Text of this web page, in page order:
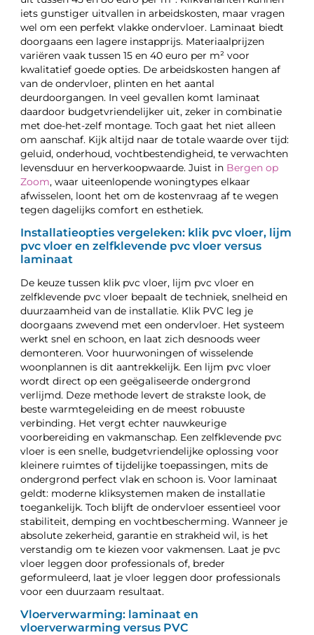
iets gunstiger uitvallen in arbeidskosten, maar vragen
wel om een perfekt vlakke ondervloer. Laminaat biedt
doorgaans een lagere instapprijs. Materiaalprijzen
variëren vaak tussen 15 en 40 euro per m² voor
kwalitatief goede opties. De arbeidskosten hangen af
van de ondervloer, plinten en het aantal
deurdoorgangen. In veel gevallen komt laminaat
daardoor budgetvriendelijker uit, zeker in combinatie
met doe-het-zelf montage. Toch gaat het niet alleen
om aanschaf. Kijk altijd naar de totale waarde over tijd:
geluid, onderhoud, vochtbestendigheid, te verwachten
levensduur en herverkoopwaarde. Juist in Bergen op
Zoom, waar uiteenlopende woningtypes elkaar
afwisselen, loont het om de kostenvraag af te wegen
tegen dagelijks comfort en esthetiek.
Installatieopties vergeleken: klik pvc vloer, lijm
pvc vloer en zelfklevende pvc vloer versus
laminaat
De keuze tussen klik pvc vloer, lijm pvc vloer en
zelfklevende pvc vloer bepaalt de techniek, snelheid en
duurzaamheid van de installatie. Klik PVC leg je
doorgaans zwevend met een ondervloer. Het systeem
werkt snel en schoon, en laat zich desnoods weer
demonteren. Voor huurwoningen of wisselende
woonplannen is dit aantrekkelijk. Een lijm pvc vloer
wordt direct op een geëgaliseerde ondergrond
verlijmd. Deze methode levert de strakste look, de
beste warmtegeleiding en de meest robuuste
verbinding. Het vergt echter nauwkeurige
voorbereiding en vakmanschap. Een zelfklevende pvc
vloer is een snelle, budgetvriendelijke oplossing voor
kleinere ruimtes of tijdelijke toepassingen, mits de
ondergrond perfect vlak en schoon is. Voor laminaat
geldt: moderne kliksystemen maken de installatie
toegankelijk. Toch blijft de ondervloer essentieel voor
stabiliteit, demping en vochtbescherming. Wanneer je
absolute zekerheid, garantie en strakheid wil, is het
verstandig om te kiezen voor vakmensen. Laat je pvc
vloer leggen door professionals of, breder
geformuleerd, laat je vloer leggen door professionals
voor een duurzaam resultaat.
Vloerverwarming: laminaat en
vloerverwarming versus PVC